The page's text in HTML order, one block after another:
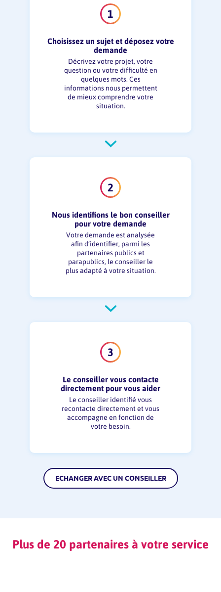
Choisissez un sujet et déposez votre
demande
Décrivez votre projet, votre
question ou votre difficulté en
quelques mots. Ces
informations nous permettent
de mieux comprendre votre
situation.
Nous identifions le bon conseiller
pour votre demande
Votre demande est analysée
afin d’identifier, parmi les
partenaires publics et
parapublics, le conseiller le
plus adapté à votre situation.
Le conseiller vous contacte
directement pour vous aider
Le conseiller identifié vous
recontacte directement et vous
accompagne en fonction de
votre besoin.
ECHANGER AVEC UN CONSEILLER
Plus de 20 partenaires à votre service